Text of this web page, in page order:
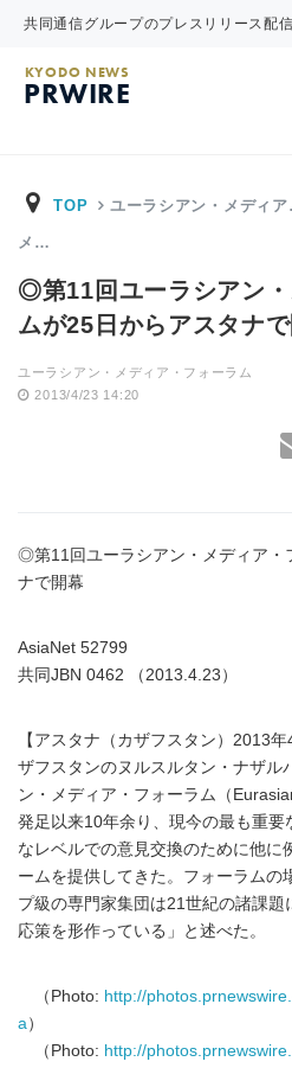
共同通信グループのプレスリリース配
KYODO NEWS
PRWIRE
TOP ユーラシアン・メディ
メ…
◎第11回ユーラシアン
ムが25日からアスタナ
ユーラシアン・メディア・フォーラム
2013/4/23 14:20
◎第11回ユーラシアン・メディア・
ナで開幕
AsiaNet 52799
共同JBN 0462 （2013.4.23）
【アスタナ（カザフスタン）2013
ザフスタンのヌルスルタン・ナザル
ン・メディア・フォーラム（
発足以来10年余り、現今の最も重
なレベルでの意見交換のために他に
ームを提供してきた。フォーラムの
プ級の専門家集団は21世紀の諸課
応策を形作っている」と述べた。
（Photo: http://
a）
（Photo: http://